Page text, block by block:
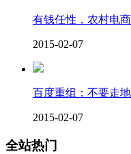
有钱任性，农村电
2015-02-07
百度重组：不要走
2015-02-07
全站热门